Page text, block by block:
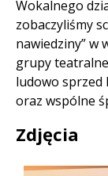
Wokalnego
zobaczyliśmy
nawiedziny” w
grupy
ludowo sprzed
oraz wspólne
Zdjęcia